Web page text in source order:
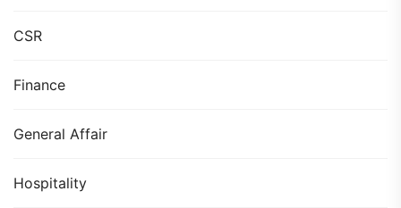
CSR
Finance
General Affair
Hospitality